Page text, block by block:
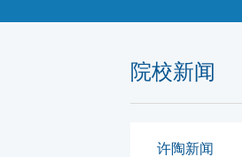
院校新闻
许陶新闻